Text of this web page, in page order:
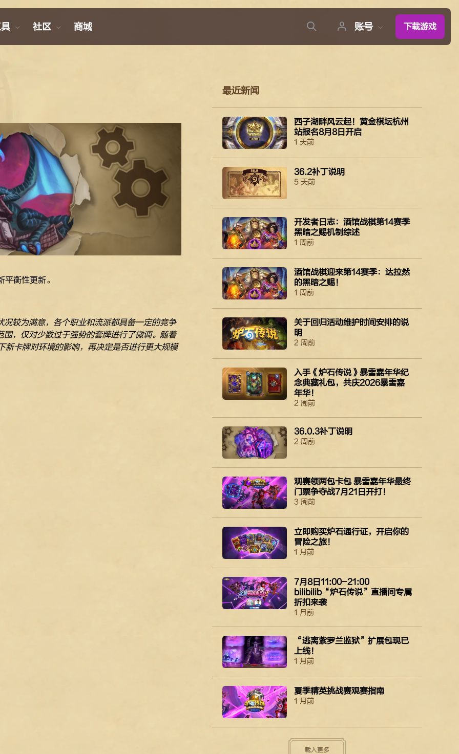
社区 商城 账号 下载游戏
衡性更新。
较为满意，各个职业和流派都具备一定的竞争
，仅对少数过于强势的套牌进行了微调。随着
卡牌对环境的影响，再决定是否进行更大规模
最近新闻
西子湖畔风云起！黄金棋坛杭州
站报名8月8日开启
1 天前
36.2补丁说明
5 天前
开发者日志：酒馆战棋第14赛季
黑暗之赐机制综述
1 周前
酒馆战棋迎来第14赛季：达拉然
的黑暗之赐！
1 周前
关于回归活动维护时间安排的说
明
2 周前
入手《炉石传说》暴雪嘉年华纪
念典藏礼包，共庆2026暴雪嘉
年华！
2 周前
36.0.3补丁说明
2 周前
观赛领两包卡包 暴雪嘉年华最终
门票争夺战7月21日开打！
3 周前
立即购买​​​​炉石​通行证，​​​​开启​你​​​​的​​​​
冒险之​​​​旅！​​​​
1 月前
7月8日11:00-21:00
bilibilib“炉石传说”直播间专属
折扣来袭
1 月前
“逃离紫罗兰监狱”扩展包现已
上线！
1 月前
夏季精英挑战赛观赛指南
1 月前
载入更多